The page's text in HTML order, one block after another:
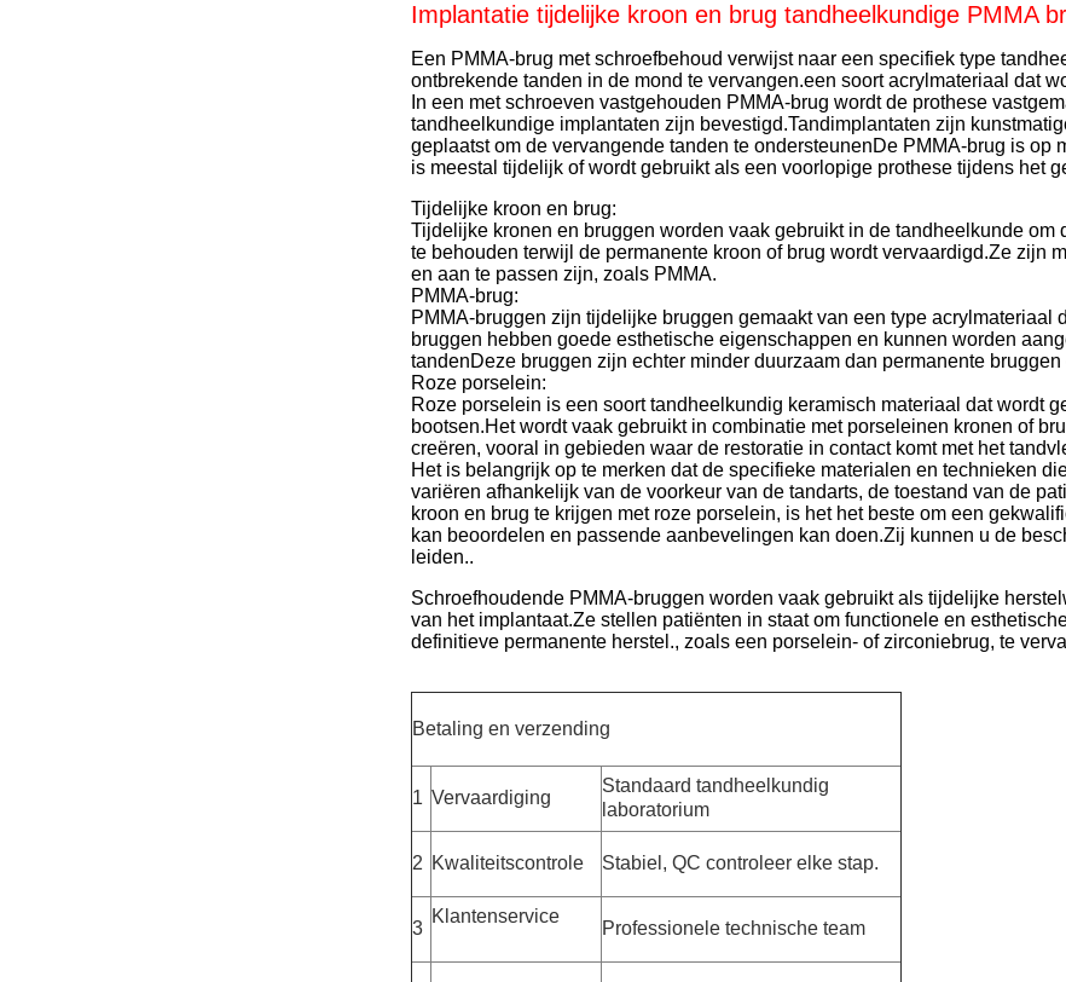
Implantatie tijdelijke kroon en brug tandheelkundige PMMA
Een PMMA-brug met schroefbehoud verwijst naar een specifiek type
ontbrekende tanden in de mond te vervangen.een soort acrylmateriaal dat
In een met schroeven vastgehouden PMMA-brug wordt de prothese
tandheelkundige implantaten zijn bevestigd.Tandimplantaten zijn
geplaatst om de vervangende tanden te ondersteunenDe PMMA-brug is op
is meestal tijdelijk of wordt gebruikt als een voorlopige prothese tijdens het
Tijdelijke kroon en brug:
Tijdelijke kronen en bruggen worden vaak gebruikt in de tandheelkunde
te behouden terwijl de permanente kroon of brug wordt vervaardigd.Ze zijn
en aan te passen zijn, zoals PMMA.
PMMA-brug:
PMMA-bruggen zijn tijdelijke bruggen gemaakt van een type acrylmateriaal
bruggen hebben goede esthetische eigenschappen en kunnen worden
tandenDeze bruggen zijn echter minder duurzaam dan permanente
Roze porselein:
Roze porselein is een soort tandheelkundig keramisch materiaal dat wordt
bootsen.Het wordt vaak gebruikt in combinatie met porseleinen kronen of
creëren, vooral in gebieden waar de restoratie in contact komt met het
Het is belangrijk op te merken dat de specifieke materialen en technieken
variëren afhankelijk van de voorkeur van de tandarts, de toestand van de
kroon en brug te krijgen met roze porselein, is het het beste om een
kan beoordelen en passende aanbevelingen kan doen.Zij kunnen u de
leiden..
Schroefhoudende PMMA-bruggen worden vaak gebruikt als tijdelijke
van het implantaat.Ze stellen patiënten in staat om functionele en
definitieve permanente herstel., zoals een porselein- of zirconiebrug, te
Betaling en verzending
1 Vervaardiging
Standaard tandheelkundig
laboratorium
2 Kwaliteitscontrole Stabiel, QC controleer elke stap.
3
Klantenservice
Professionele technische team